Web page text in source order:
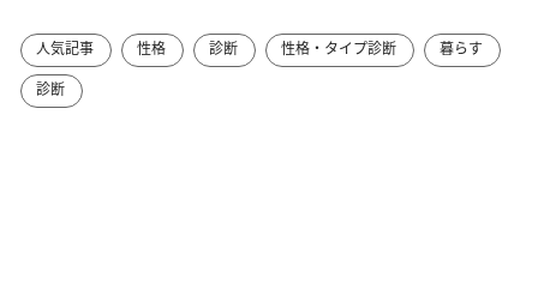
人気記事 性格 診断 性格・タイプ診断
暮らす
診断